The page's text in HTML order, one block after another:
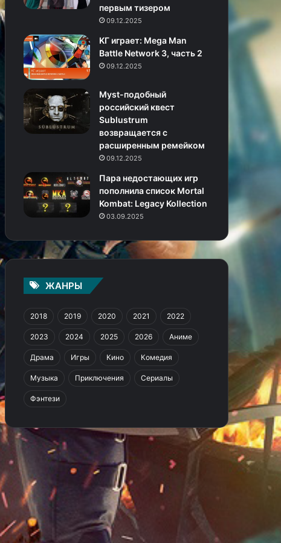
первым тизером
09.12.2025
KГ игpaeт: Mega Man
Battle Network 3, часть 2
09.12.2025
Myst-подобный
российский квест
Sublustrum
возвращается с
расширенным ремейком
09.12.2025
Пара недостающих игр
пополнила список Mortal
Kombat: Legacy Kollection
03.09.2025
ЖАНРЫ
2018 2019 2020 2021 2022
2023 2024 2025 2026 Аниме
Драма Игры Кино Комедия
Музыка Приключения Сериалы
Фэнтези